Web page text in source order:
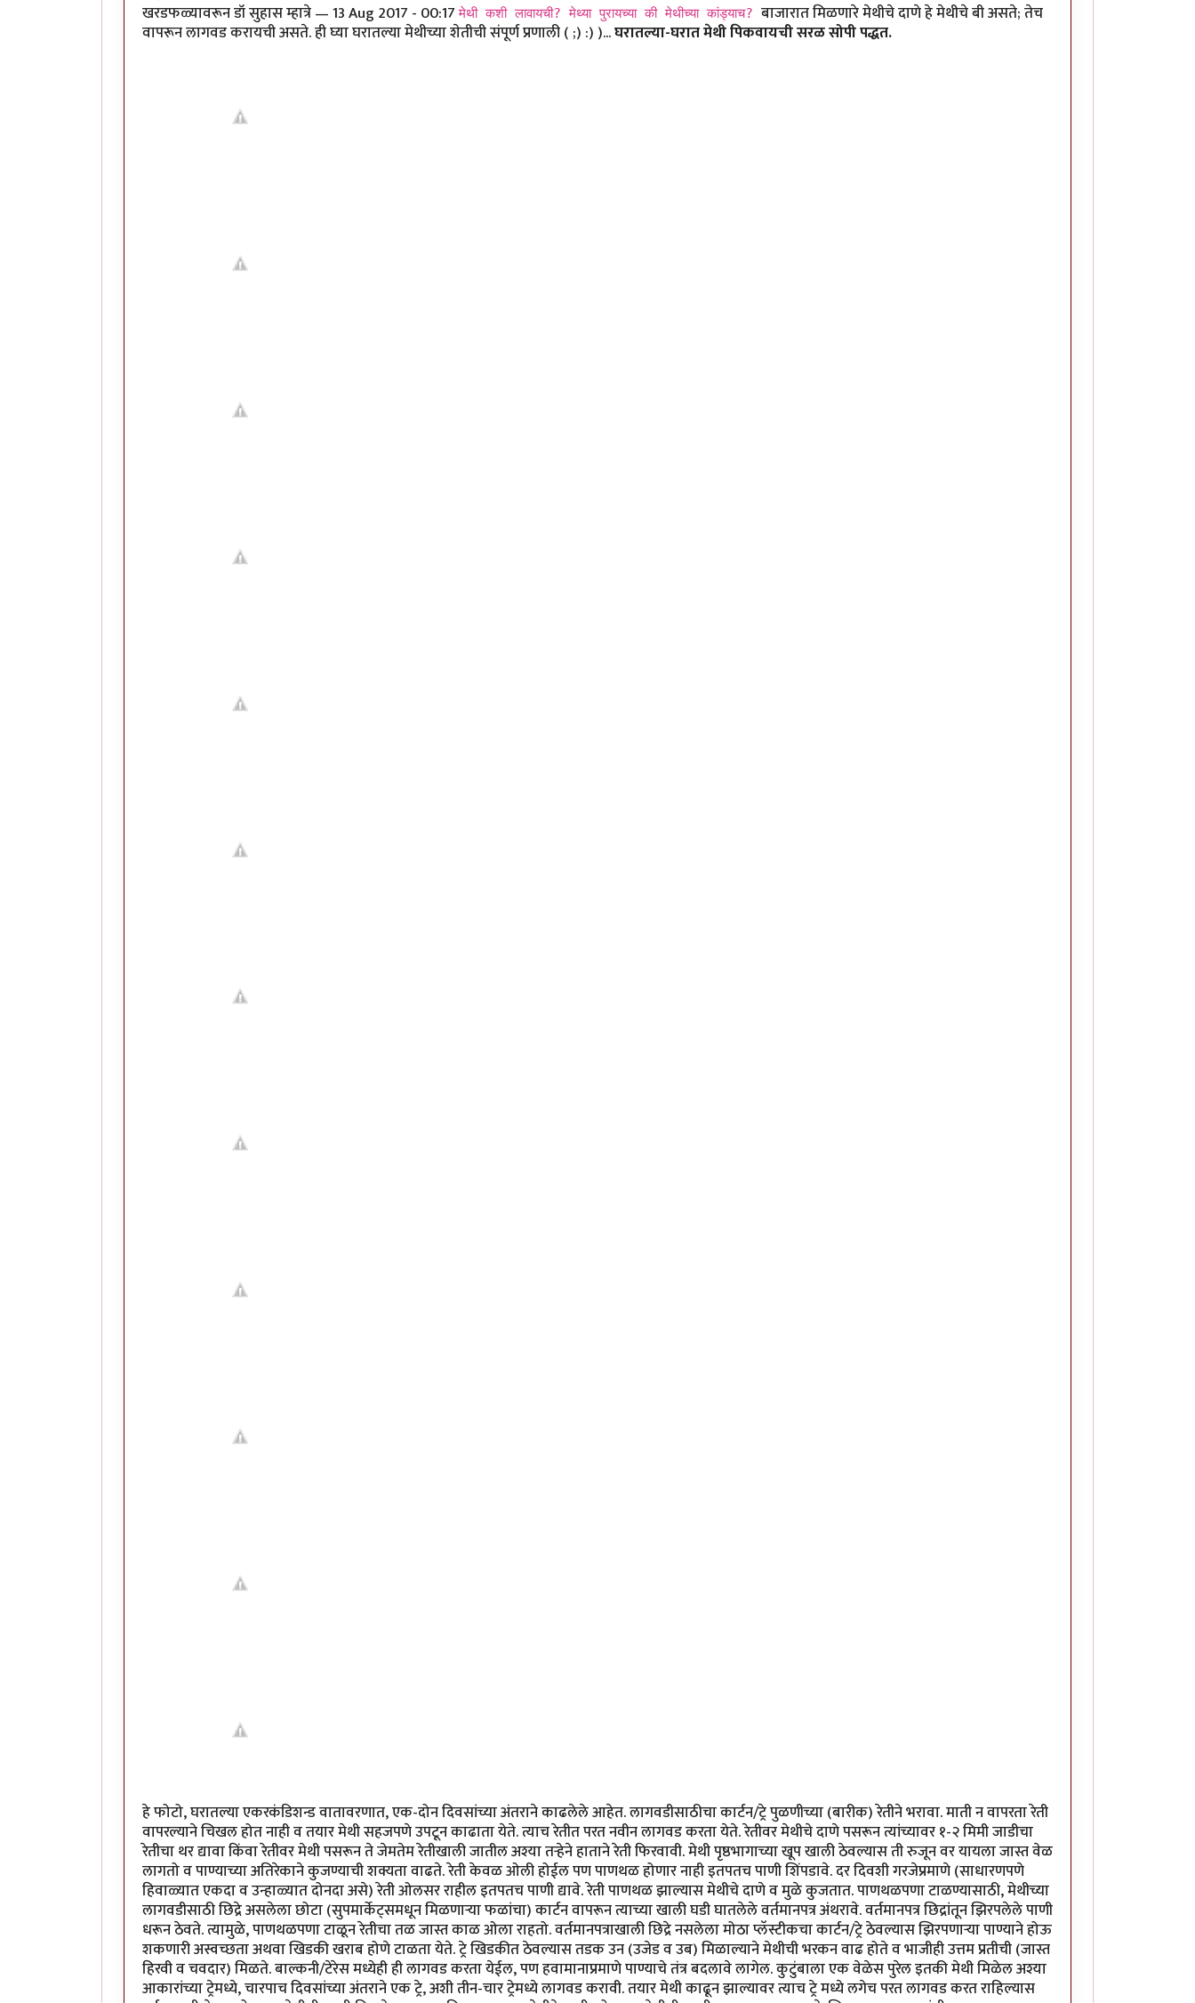
खरडफळ्यावरून डॉ सुहास म्हात्रे — 13 Aug 2017 - 00:17मेथी कशी लावायची? मेथ्या पुरायच्या की मेथीच्या कांड्याच? बाजारात मिळणारे मेथीचे दाणे हे मेथीचे बी असते; तेच
वापरून लागवड करायची असते. ही घ्या घरातल्या मेथीच्या शेतीची संपूर्ण प्रणाली ( ;) :) )...घरातल्या-घरात मेथी पिकवायची सरळ सोपी पद्धत.
हे फोटो, घरातल्या एकरकंडिशन्ड वातावरणात, एक-दोन दिवसांच्या अंतराने काढलेले आहेत. लागवडीसाठीचा कार्टन/ट्रे पुळणीच्या (बारीक) रेतीने भरावा. माती न वापरता रेती
वापरल्याने चिखल होत नाही व तयार मेथी सहजपणे उपटून काढाता येते. त्याच रेतीत परत नवीन लागवड करता येते. रेतीवर मेथीचे दाणे पसरून त्यांच्यावर १-२ मिमी जाडीचा
रेतीचा थर द्यावा किंवा रेतीवर मेथी पसरून ते जेमतेम रेतीखाली जातील अश्या तर्‍हेने हाताने रेती फिरवावी. मेथी पृष्ठभागाच्या खूप खाली ठेवल्यास ती रुजून वर यायला जास्त वेळ
लागतो व पाण्याच्या अतिरेकाने कुजण्याची शक्यता वाढते. रेती केवळ ओली होईल पण पाणथळ होणार नाही इतपतच पाणी शिंपडावे. दर दिवशी गरजेप्रमाणे (साधारणपणे
हिवाळ्यात एकदा व उन्हाळ्यात दोनदा असे) रेती ओलसर राहील इतपतच पाणी द्यावे. रेती पाणथळ झाल्यास मेथीचे दाणे व मुळे कुजतात. पाणथळपणा टाळण्यासाठी, मेथीच्या
लागवडीसाठी छिद्रे असलेला छोटा (सुपमार्केट्समधून मिळणार्‍या फळांचा) कार्टन वापरून त्याच्या खाली घडी घातलेले वर्तमानपत्र अंथरावे. वर्तमानपत्र छिद्रांतून झिरपलेले पाणी
धरून ठेवते. त्यामुळे, पाणथळपणा टाळून रेतीचा तळ जास्त काळ ओला राहतो. वर्तमानपत्राखाली छिद्रे नसलेला मोठा प्लॅस्टीकचा कार्टन/ट्रे ठेवल्यास झिरपणार्‍या पाण्याने होऊ
शकणारी अस्वच्छता अथवा खिडकी खराब होणे टाळता येते. ट्रे खिडकीत ठेवल्यास तडक उन (उजेड व उब) मिळाल्याने मेथीची भरकन वाढ होते व भाजीही उत्तम प्रतीची (जास्त
हिरवी व चवदार) मिळते. बाल्कनी/टेरेस मध्येही ही लागवड करता येईल, पण हवामानाप्रमाणे पाण्याचे तंत्र बदलावे लागेल. कुटुंबाला एक वेळेस पुरेल इतकी मेथी मिळेल अश्या
आकारांच्या ट्रेमध्ये, चारपाच दिवसांच्या अंतराने एक ट्रे, अशी तीन-चार ट्रेमध्ये लागवड करावी. तयार मेथी काढून झाल्यावर त्याच ट्रे मध्ये लगेच परत लागवड करत राहिल्यास